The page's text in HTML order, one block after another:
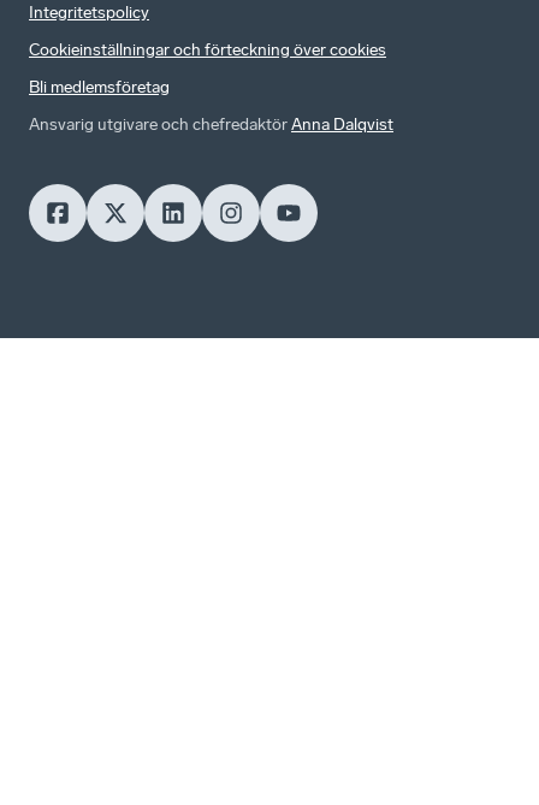
Integritetspolicy
Cookieinställningar och förteckning över cookies
Bli medlemsföretag
Ansvarig utgivare och chefredaktörAnna Dalqvist